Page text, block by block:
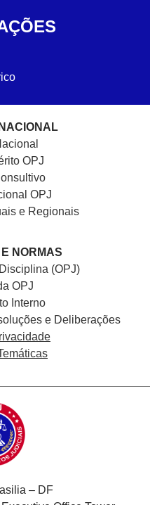
OPJ
OPJ
e Regionais
NORMAS
(OPJ)
OPJ
Interno
e Deliberações
– DF